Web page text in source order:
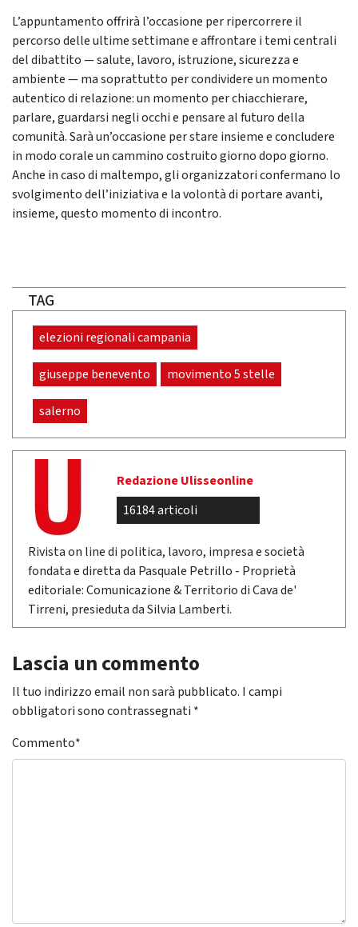
L’appuntamento offrirà l’occasione per ripercorrere il
percorso delle ultime settimane e affrontare i temi centrali
del dibattito — salute, lavoro, istruzione, sicurezza e
ambiente — ma soprattutto per condividere un momento
autentico di relazione: un momento per chiacchierare,
parlare, guardarsi negli occhi e pensare al futuro della
comunità. Sarà un’occasione per stare insieme e concludere
in modo corale un cammino costruito giorno dopo giorno.
Anche in caso di maltempo, gli organizzatori confermano lo
svolgimento dell’iniziativa e la volontà di portare avanti,
insieme, questo momento di incontro.
TAG
elezioni regionali campania
giuseppe benevento movimento 5 stelle
salerno
Redazione Ulisseonline
16184 articoli
Rivista on line di politica, lavoro, impresa e società
fondata e diretta da Pasquale Petrillo - Proprietà
editoriale: Comunicazione & Territorio di Cava de'
Tirreni, presieduta da Silvia Lamberti.
Lascia un commento
Il tuo indirizzo email non sarà pubblicato. I campi
obbligatori sono contrassegnati *
Commento*